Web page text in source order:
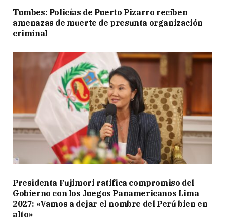
Tumbes: Policías de Puerto Pizarro reciben
amenazas de muerte de presunta organización
criminal
Presidenta Fujimori ratifica compromiso del
Gobierno con los Juegos Panamericanos Lima
2027: «Vamos a dejar el nombre del Perú bien en
alto»